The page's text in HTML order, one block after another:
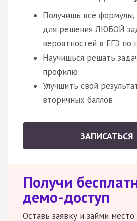
Получишь все
для решения ЛЮБОЙ
вероятностей в ЕГЭ по
Научишься решать
профилю
Улучшить свой
вторичных баллов
ЗАПИСАТЬСЯ
Получи
демо-доступ
Оставь заявку и займи место